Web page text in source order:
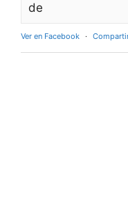
de
Ver en Facebook ·